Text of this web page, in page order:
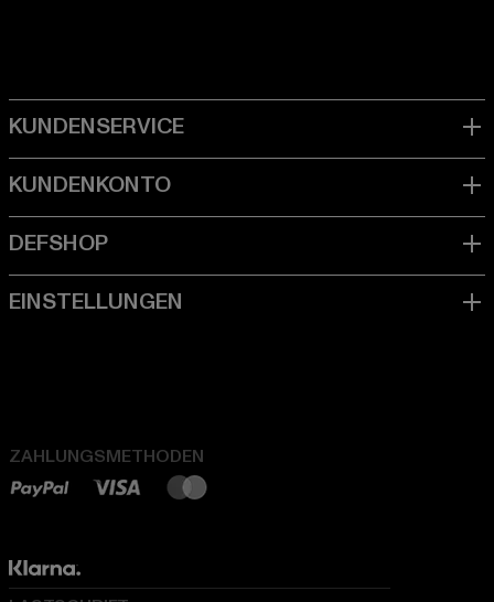
ZAHLUNGSMETHODEN